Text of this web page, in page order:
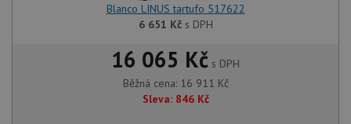
Blanco LINUS tartufo 517622
6 651 Kčs DPH
16 065 Kč s DPH
Běžná cena: 16 911 Kč
Sleva: 846 Kč